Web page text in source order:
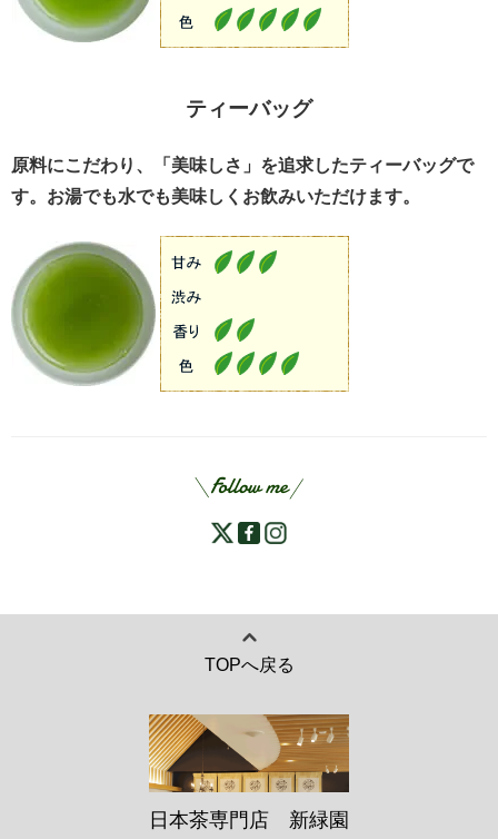
ティーバッグ
原料にこだわり、「美味しさ」を追求したティーバッグで
す。お湯でも水でも美味しくお飲みいただけます。
TOPへ戻る
日本茶専門店 新緑園